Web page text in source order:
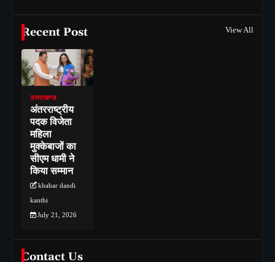
Recent Post View All
उत्तराखण्ड
अंतरराष्ट्रीय
पदक विजेता
महिला
मुक्केबाजों का
सीएम धामी ने
किया सम्मान
khabar dandi
kanthi
July 21, 2026
Contact Us